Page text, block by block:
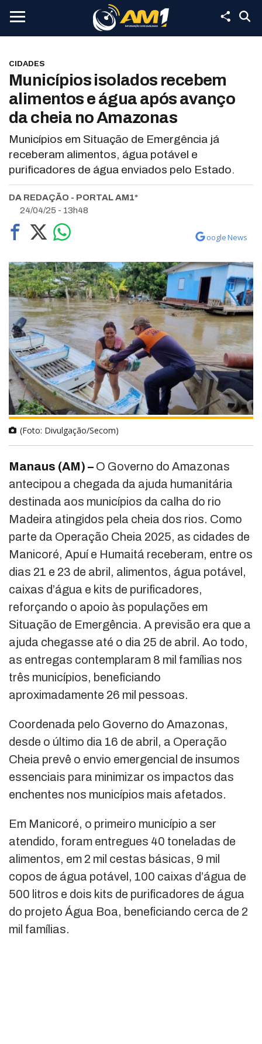
CIDADES
Municípios isolados recebem
alimentos e água após avanço
da cheia no Amazonas
Municípios em Situação de Emergência já
receberam alimentos, água potável e
purificadores de água enviados pelo Estado.
DA REDAÇÃO - PORTAL AM1*
24/04/25 - 13h48
oogle News
(Foto: Divulgação/Secom)
Manaus (AM) – O Governo do Amazonas
antecipou a chegada da ajuda humanitária
destinada aos municípios da calha do rio
Madeira atingidos pela cheia dos rios. Como
parte da Operação Cheia 2025, as cidades de
Manicoré, Apuí e Humaitá receberam, entre os
dias 21 e 23 de abril, alimentos, água potável,
caixas d’água e kits de purificadores,
reforçando o apoio às populações em
Situação de Emergência. A previsão era que a
ajuda chegasse até o dia 25 de abril. Ao todo,
as entregas contemplaram 8 mil famílias nos
três municípios, beneficiando
aproximadamente 26 mil pessoas.
Coordenada pelo Governo do Amazonas,
desde o último dia 16 de abril, a Operação
Cheia prevê o envio emergencial de insumos
essenciais para minimizar os impactos das
enchentes nos municípios mais afetados.
Em Manicoré, o primeiro município a ser
atendido, foram entregues 40 toneladas de
alimentos, em 2 mil cestas básicas, 9 mil
copos de água potável, 100 caixas d’água de
500 litros e dois kits de purificadores de água
do projeto Água Boa, beneficiando cerca de 2
mil famílias.